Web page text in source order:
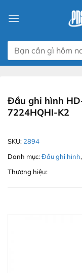
đến
dung
Tìm
kiếm:
Đầu ghi hình
7224HQHI-K2
SKU: 2894
Danh mục:Đầu ghi hình,
Thương hiệu: